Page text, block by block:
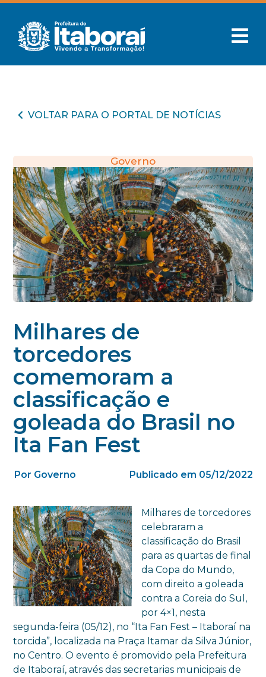
VOLTAR PARA O PORTAL DE NOTÍCIAS
Governo
Milhares de
torcedores
comemoram a
classificação e
goleada do Brasil no
Ita Fan Fest
Por Governo Publicado em 05/12/2022
Milhares de torcedores
celebraram a
classificação do Brasil
para as quartas de final
da Copa do Mundo,
com direito a goleada
contra a Coreia do Sul,
por 4×1, nesta
segunda-feira (05/12), no “Ita Fan Fest – Itaboraí na
torcida”, localizada na Praça Itamar da Silva Júnior,
no Centro. O evento é promovido pela Prefeitura
de Itaboraí, através das secretarias municipais de